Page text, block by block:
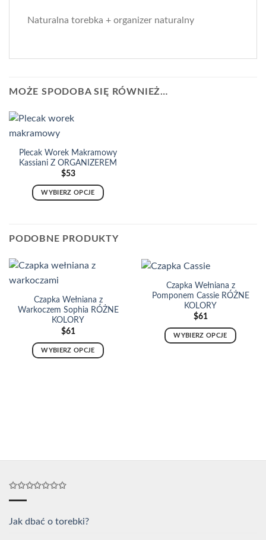
Naturalna torebka + organizer naturalny
MOŻE SPODOBA SIĘ RÓWNIEŻ…
Plecak Worek Makramowy
Kassiani Z ORGANIZEREM
$53
WYBIERZ OPCJE
wiele
Opcje
na
stronie
produktu
PODOBNE PRODUKTY
Czapka Wełniana z
Warkoczem Sophia RÓŻNE
KOLORY
$61
WYBIERZ OPCJE
Czapka Wełniana z
Pomponem Cassie RÓŻNE
KOLORY
$61
WYBIERZ OPCJE
stronie
✩✩✩✩✩✩✩
Jak dbać o torebki?